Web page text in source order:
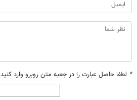
* لطفا حاصل عبارت را در جعبه متن روبرو وارد کنید